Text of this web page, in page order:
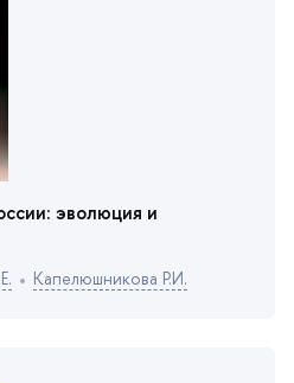
эволюция и
Капелюшникова Р.И.